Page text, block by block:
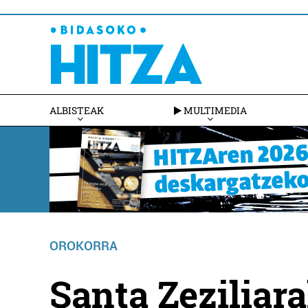
ALBISTEAK MULTIMEDIA
OROKORRA
Santa